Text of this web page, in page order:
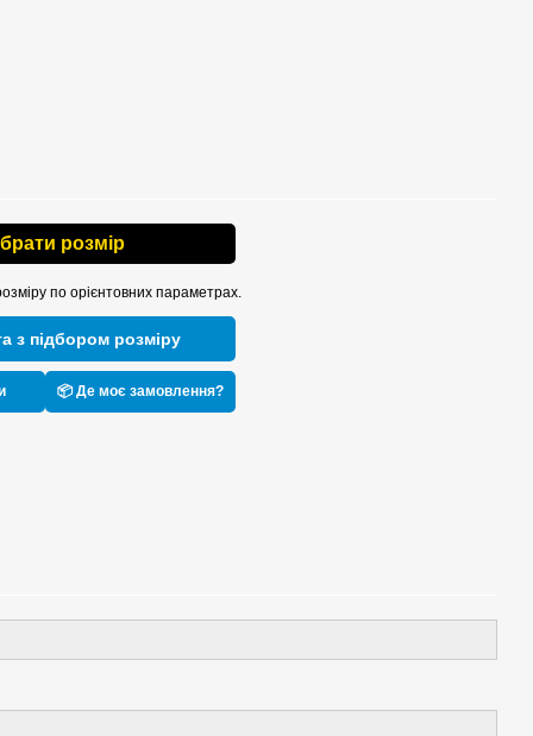
розмір
по орієнтовних параметрах.
з підбором розміру
📦 Де моє замовлення?